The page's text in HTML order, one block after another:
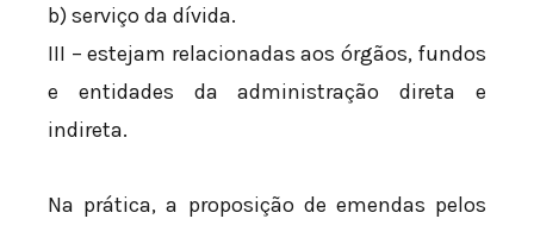
b) serviço da dívida.
III – estejam relacionadas aos órgãos, fundos
e entidades da administração direta e
indireta.
Na prática, a proposição de emendas pelos